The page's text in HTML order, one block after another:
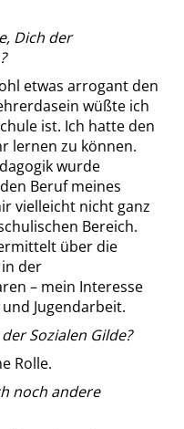
Dich der
etwas arrogant den
wüßte ich
ist. Ich hatte den
lernen zu können.
wurde
Beruf meines
vielleicht nicht ganz
Bereich.
über die
der
– mein Interesse
Jugendarbeit.
Sozialen Gilde?
Rolle.
noch andere